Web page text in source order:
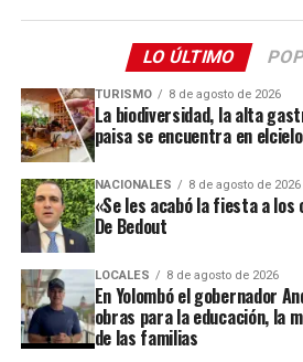
LO ÚLTIMO
TURISMO 8 de agosto de 2026
La biodiversidad, la alta
paisa se encuentra en elcielo
NACIONALES 8 de agosto de 2026
«Se les acabó la fiesta a
De Bedout
LOCALES 8 de agosto de 2026
En Yolombó el gobernador
obras para la educación, la
de las familias